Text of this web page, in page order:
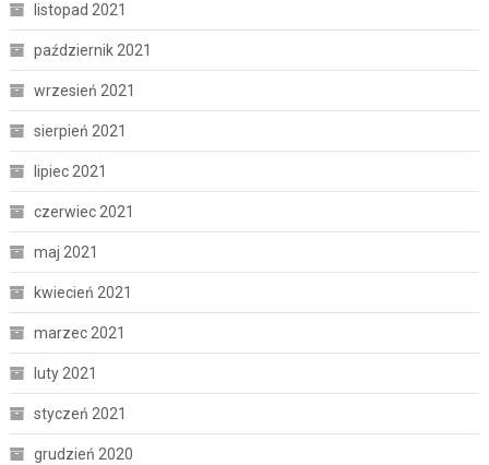
listopad 2021
październik 2021
wrzesień 2021
sierpień 2021
lipiec 2021
czerwiec 2021
maj 2021
kwiecień 2021
marzec 2021
luty 2021
styczeń 2021
grudzień 2020